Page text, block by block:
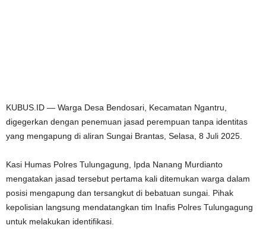
KUBUS.ID — Warga Desa Bendosari, Kecamatan Ngantru,
digegerkan dengan penemuan jasad perempuan tanpa identitas
yang mengapung di aliran Sungai Brantas, Selasa, 8 Juli 2025.
Kasi Humas Polres Tulungagung, Ipda Nanang Murdianto
mengatakan jasad tersebut pertama kali ditemukan warga dalam
posisi mengapung dan tersangkut di bebatuan sungai. Pihak
kepolisian langsung mendatangkan tim Inafis Polres Tulungagung
untuk melakukan identifikasi.